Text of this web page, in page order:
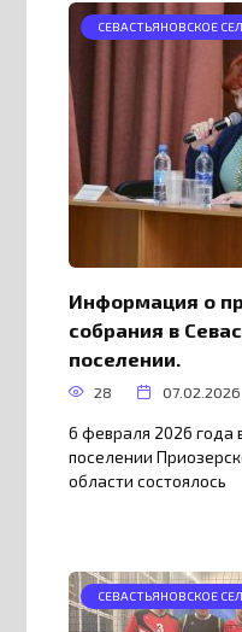
СЕВАСТЬЯНОВСКОЕ
Информация о
собрания в
поселении.
28 07.02.2026
6 февраля 2026 года
поселении
области состоялось
СЕВАСТЬЯНОВСКОЕ